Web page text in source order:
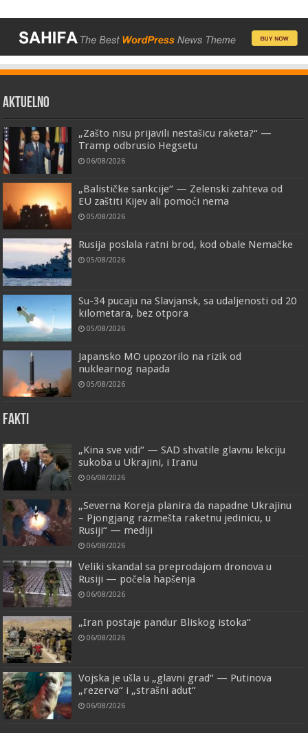
AKTUELNO
„Zašto nisu prijavili nestašicu raketa?“ —
Tramp odbrusio Hegsetu
06/08/2026
„Balističke sankcije“ — Zelenski zahteva od
EU zaštiti Kijev ali pomoći nema
05/08/2026
Rusija poslala ratni brod, kod obale Nemačke
05/08/2026
Su-34 pucaju na Slavjansk, sa udaljenosti od 20
kilometara, bez otpora
05/08/2026
Japansko MO upozorilo na rizik od
nuklearnog napada
05/08/2026
FAKTI
„Kina sve vidi“ — SAD shvatile glavnu lekciju
sukoba u Ukrajini, i Iranu
06/08/2026
„Severna Koreja planira da napadne Ukrajinu
– Pjongjang razmešta raketnu jedinicu, u
Rusiji“ — mediji
06/08/2026
Veliki skandal sa preprodajom dronova u
Rusiji — počela hapšenja
06/08/2026
„Iran postaje pandur Bliskog istoka“
06/08/2026
Vojska je ušla u „glavni grad“ — Putinova
„rezerva“ i „strašni adut“
06/08/2026